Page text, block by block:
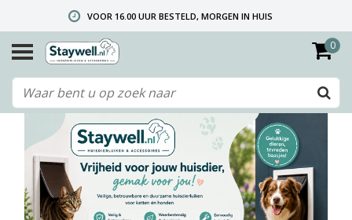
VOOR 16.00 UUR BESTELD, MORGEN IN HUIS
GRATIS VERZENDING VANAF € 40,- (ALLEEN NEDERLAND)
TELEFONISCHE HELPDESK 010 492 02 35 (LET OP: WIJ ZIJN NIET DE FABRIKANT! ZIE KLANTENSERVICE-INFO)
0